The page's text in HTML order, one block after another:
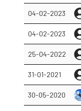
04-02-2023
04-02-2023
25-04-2022
31-01-2021
30-05-2020